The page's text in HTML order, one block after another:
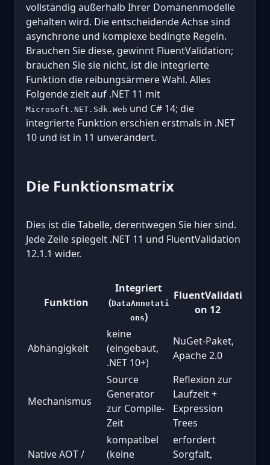
vollständig außerhalb Ihrer Domänenmodelle
gehalten wird. Die entscheidende Achse sind
asynchrone und komplexe bedingte Regeln.
Brauchen Sie diese, gewinnt FluentValidation;
brauchen Sie sie nicht, ist die integrierte
Funktion die reibungsärmere Wahl. Alles
Folgende zielt auf .NET 11 mit
Microsoft.NET.Sdk.Web und C# 14; die
integrierte Funktion erschien erstmals in .NET
10 und ist in 11 unverändert.
Die Funktionsmatrix
Dies ist die Tabelle, derentwegen Sie hier sind.
Jede Zeile spiegelt .NET 11 und FluentValidation
12.1.1 wider.
Funktion
Integriert
(DataAnnotati
ons)
FluentValidati
on 12
Abhängigkeit
keine
(eingebaut,
.NET 10+)
NuGet-Paket,
Apache 2.0
Mechanismus
Source
Generator
zur Compile-
Zeit
Reflexion zur
Laufzeit +
Expression
Trees
Native AOT /
kompatibel
(keine
erfordert
Sorgfalt,